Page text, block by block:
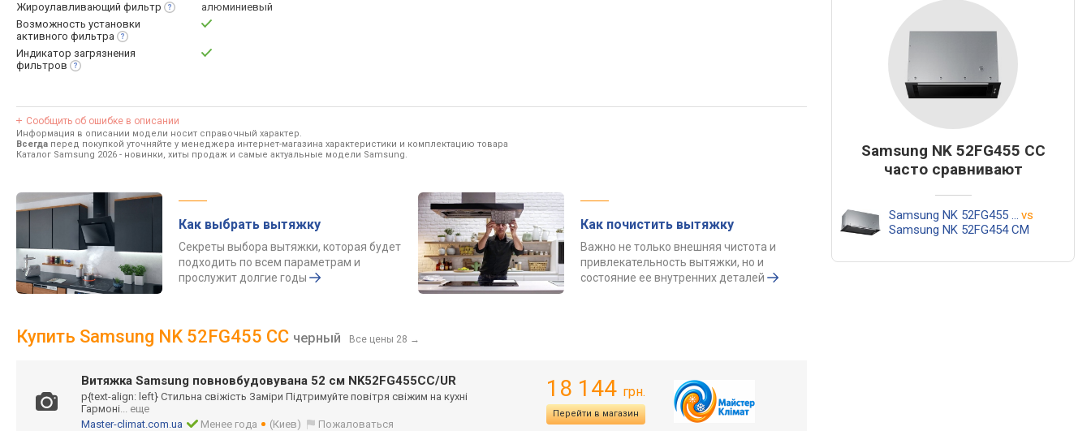
Жироулавливающий фильтр
алюминиевый
Возможность установки
активного фильтра
Индикатор загрязнения
фильтров
Сообщить об ошибке в описании
Информация в описании модели носит справочный характер.
Всегда перед покупкой уточняйте у менеджера интернет-магазина характеристики и комплектацию товара
Каталог Samsung 2026 - новинки, хиты продаж и самые актуальные модели Samsung.
Как выбрать вытяжку
Секреты выбора вытяжки, которая будет
подходить по всем параметрам и
прослужит долгие годы
Как почистить вытяжку
Важно не только внешняя чистота и
привлекательность вытяжки, но и
состояние ее внутренних деталей
Купить Samsung NK 52FG455 CC черный Все цены 28 →
Витяжка Samsung повновбудовувана 52 см NK52FG455CC/UR
p{text-align: left} Стильна свіжість Заміри Підтримуйте повітря свіжим на кухні
Гармоні... еще
Master-climat.com.ua
Менее года (Киев) Пожаловаться
18 144 грн.
Перейти в магазин
Samsung NK 52FG455 CC
часто сравнивают
Samsung NK 52FG455 CC vs
Samsung NK 52FG454 CM